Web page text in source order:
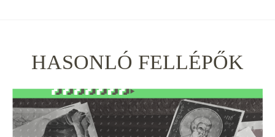
HASONLÓ FELLÉPŐK